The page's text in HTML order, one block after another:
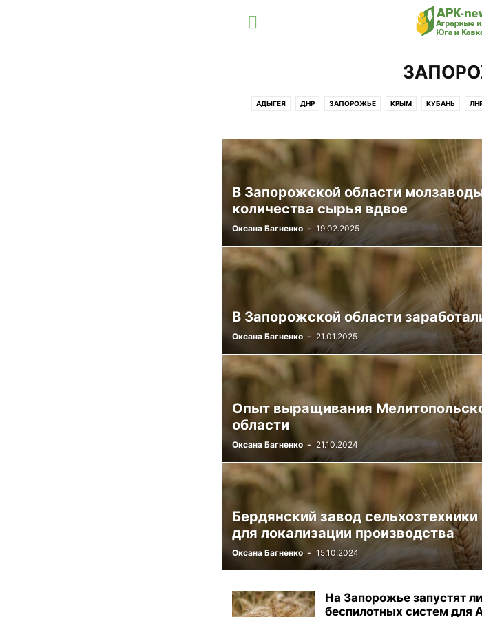
АДЫГЕЯ ДНР ЗАПОРОЖЬЕ КРЫМ КУБАНЬ
В Запорожской области
количества сырья вдвое
Оксана Багненко - 19.02.2025
В Запорожской области
Оксана Багненко - 21.01.2025
Опыт выращивания
области
Оксана Багненко - 21.10.2024
Бердянский завод
для локализации производства
Оксана Багненко - 15.10.2024
На Запорожье запустят
беспилотных систем для